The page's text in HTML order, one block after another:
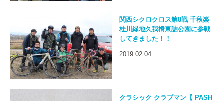
関西シクロクロス第8戦 千秋楽
桂川緑地久我橋東詰公園に参戦
してきました！！
2019.02.04
クラシック クラブマン【 PASH